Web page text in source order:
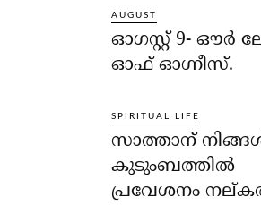
AUGUST
ഓഗസ്റ്റ് 9- ഔര്‍
ഓഫ് ഓഗ്നീസ്.
SPIRITUAL LIFE
സാത്താന്
കുടുംബത്തില്‍
പ്രവേശനം